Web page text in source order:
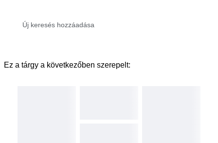
Ez a tárgy a következőben szerepelt: